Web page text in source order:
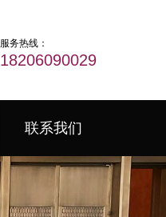
服务热线：
18206090029
联系我们